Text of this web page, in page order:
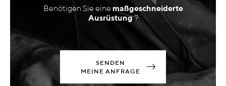
Benötigen Sie einemaßgeschneiderte
Ausrüstung?
SENDEN
MEINE ANFRAGE